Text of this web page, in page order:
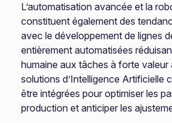
L’automatisation avancée et la
constituent également des
avec le développement de lignes
entièrement automatisées
humaine aux tâches à forte valeur
solutions d’Intelligence Artificielle
être intégrées pour optimiser les
production et anticiper les